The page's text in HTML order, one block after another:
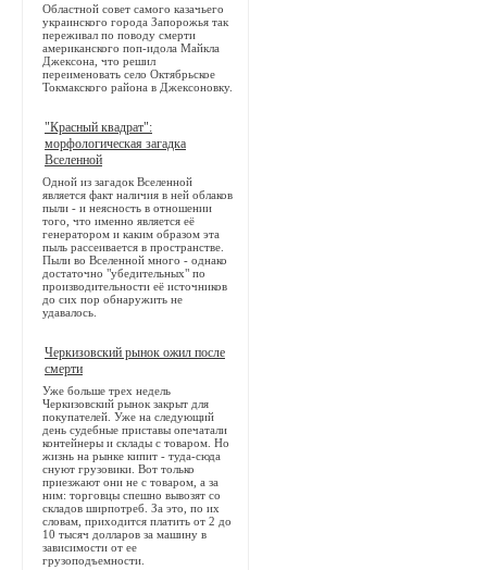
Областной совет самого казачьего
украинского города Запорожья так
переживал по поводу смерти
американского поп-идола Майкла
Джексона, что решил
переименовать село Октябрьское
Токмакского района в Джексоновку.
"Красный квадрат":
морфологическая загадка
Вселенной
Одной из загадок Вселенной
является факт наличия в ней облаков
пыли - и неясность в отношении
того, что именно является её
генератором и каким образом эта
пыль рассеивается в пространстве.
Пыли во Вселенной много - однако
достаточно "убедительных" по
производительности её источников
до сих пор обнаружить не
удавалось.
Черкизовский рынок ожил после
смерти
Уже больше трех недель
Черкизовский рынок закрыт для
покупателей. Уже на следующий
день судебные приставы опечатали
контейнеры и склады с товаром. Но
жизнь на рынке кипит - туда-сюда
снуют грузовики. Вот только
приезжают они не с товаром, а за
ним: торговцы спешно вывозят со
складов ширпотреб. За это, по их
словам, приходится платить от 2 до
10 тысяч долларов за машину в
зависимости от ее
грузоподъемности.